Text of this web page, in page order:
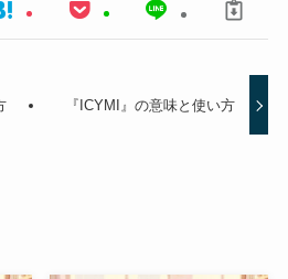
『ICYMI』の意味と使い方